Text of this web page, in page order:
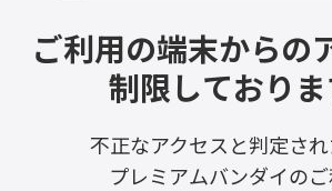
ご利用の端末からの
制限しておりま
不正なアクセスと判定され
プレミアムバンダイの